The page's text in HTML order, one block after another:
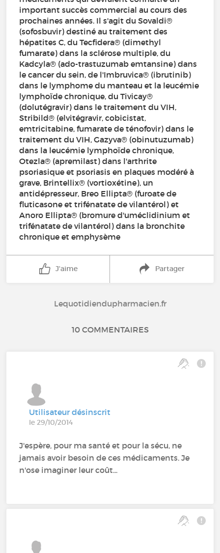
important succès commercial au cours des
prochaines années. Il s'agit du Sovaldi®
(sofosbuvir) destiné au traitement des
hépatites C, du Tecfidera® (dimethyl
fumarate) dans la sclérose multiple, du
Kadcyla® (ado-trastuzumab emtansine) dans
le cancer du sein, de l'Imbruvica® (ibrutinib)
dans le lymphome du manteau et la leucémie
lymphoïde chronique, du Tivicay®
(dolutégravir) dans le traitement du VIH,
Stribild® (elvitégravir, cobicistat,
emtricitabine, fumarate de ténofovir) dans le
traitement du VIH, Gazyva® (obinutuzumab)
dans la leucémie lymphoïde chronique,
Otezla® (apremilast) dans l'arthrite
psoriasique et psoriasis en plaques modéré à
grave, Brintellix® (vortioxétine), un
antidépresseur, Breo Ellipta® (furoate de
fluticasone et trifénatate de vilantérol) et
Anoro Ellipta® (bromure d'uméclidinium et
trifénatate de vilantérol) dans la bronchite
chronique et emphysème
J'aime Partager
Lequotidiendupharmacien.fr
10 COMMENTAIRES
Utilisateur désinscrit
le 29/10/2014
J'espère, pour ma santé et pour la sécu, ne
jamais avoir besoin de ces médicaments. Je
n'ose imaginer leur coût...